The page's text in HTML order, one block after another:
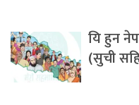
यि हुन
(सुची